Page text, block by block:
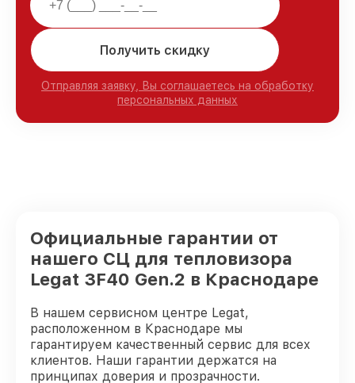
Получить скидку
Отправляя заявку, Вы соглашаетесь на обработку
персональных данных
Официальные гарантии от
нашего СЦ для тепловизора
Legat 3F40 Gen.2 в Краснодаре
В нашем сервисном центре Legat,
расположенном в Краснодаре мы
гарантируем качественный сервис для всех
клиентов. Наши гарантии держатся на
принципах доверия и прозрачности.